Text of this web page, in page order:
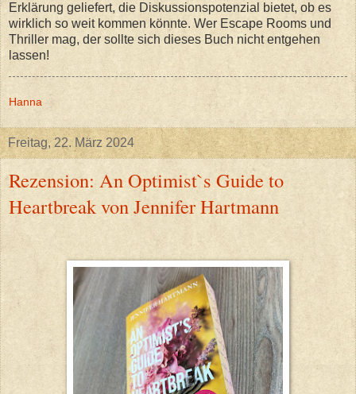
Erklärung geliefert, die Diskussionspotenzial bietet, ob es
wirklich so weit kommen könnte. Wer Escape Rooms und
Thriller mag, der sollte sich dieses Buch nicht entgehen
lassen!
Hanna
Freitag, 22. März 2024
Rezension: An Optimist`s Guide to
Heartbreak von Jennifer Hartmann